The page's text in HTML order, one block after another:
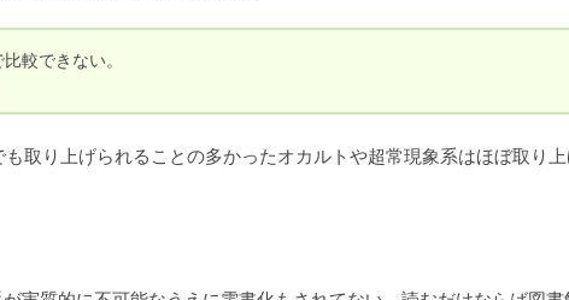
較できない。
取り上げられることの多かったオカルトや超常現象系はほぼ取り